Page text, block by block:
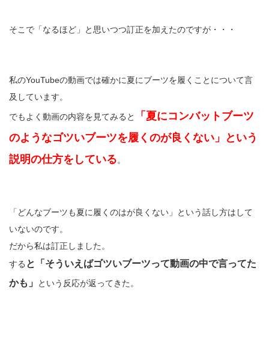
そこで「なるほど」と思いつつ訂正を加えたのですが・・・
私のYouTubeの動画では確かに夏にブーツを履くことについて言
及しています。
でもよく動画の内容を見てみると
「夏にコンバットブーツ
のようなゴツいブーツを履くのが良くない」という
説明の仕方をしている。
「どんなブーツも夏に履くのはが良くない」という話し方はして
いないのです。
だから私は訂正しました。
する と「そういえばゴツいブーツって動画の中で言ってた
かも」
という反応が返ってきた。